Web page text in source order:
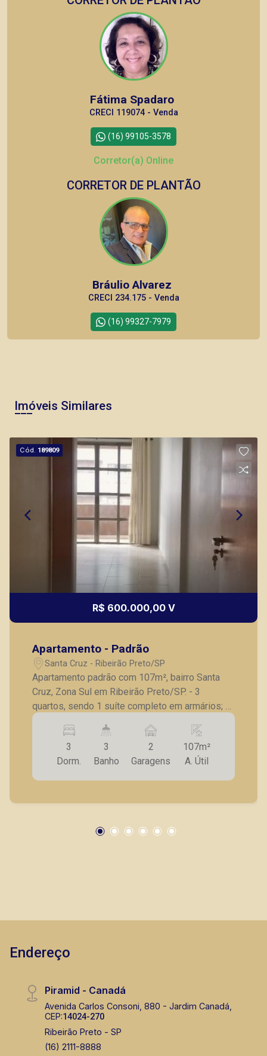
Fátima Spadaro
CRECI 119074 - Venda
(16) 99105-3578
Corretor(a) Online
CORRETOR DE PLANTÃO
Bráulio Alvarez
CRECI 234.175 - Venda
(16) 99327-7979
Murilo Bazilio
(16) 98119-7226
CORRETOR DE PLANTÃO
Thamiris Leandra Benevides
CRECI 270092 - Venda
(16) 99263-0551
Corretor(a) Online
CORRETOR DE PLANTÃO
Marcos Antonio Ferreira
Fabiana Gonçalves
Imóveis Similares
Cód. 189809
R$ 600.000,00 V
Apartamento - Padrão
Santa Cruz - Ribeirão Preto/SP
Apartamento padrão com 107m², bairro Santa
Cruz, Zona Sul em Ribeirão Preto/SP. - 3
quartos, sendo 1 suíte completo em armários; -
Banheiro social; - Sala para 2 ambientes; -
Sacada; - Cozinha planejada; - Lavanderia; -
Banheiro de serviço; - 2 vagas de garagem. A
Piramid tem como objetivo atender seus
clientes com agilidade e segurança, em locação,
nos principais lançamentos da cidade de
3
Dorm.
3
Banho
2
Garagens
107m²
A. Útil
Endereço
Piramid - Canadá
Avenida Carlos Consoni, 880 - Jardim Canadá,
CEP:14024-270
Ribeirão Preto - SP
(16) 2111-8888